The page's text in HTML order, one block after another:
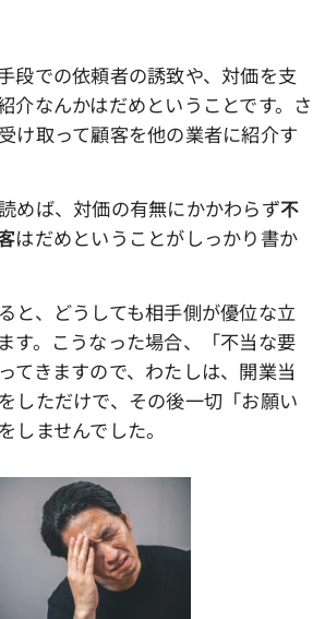
段での依頼者の誘致や、対価を支
介なんかはだめということです。さ
け取って顧客を他の業者に紹介す
めば、対価の有無にかかわらず不
はだめということがしっかり書か
と、どうしても相手側が優位な立
す。こうなった場合、「不当な要
てきますので、わたしは、開業当
しただけで、その後一切「お願い
しませんでした。